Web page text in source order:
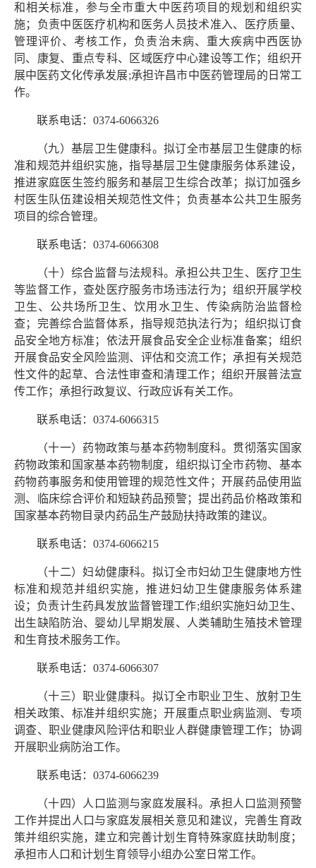
和相关标准，参与全市重大中医药项目的规划和组织实
施；负责中医医疗机构和医务人员技术准入、医疗质量、
管理评价、考核工作，负责治未病、重大疾病中西医协
同、康复、重点专科、区域医疗中心建设等工作；组织开
展中医药文化传承发展;承担许昌市中医药管理局的日常工
作。
联系电话：0374-6066326
（九）基层卫生健康科。拟订全市基层卫生健康的标
准和规范并组织实施，指导基层卫生健康服务体系建设，
推进家庭医生签约服务和基层卫生综合改革；拟订加强乡
村医生队伍建设相关规范性文件；负责基本公共卫生服务
项目的综合管理。
联系电话：0374-6066308
（十）综合监督与法规科。承担公共卫生、医疗卫生
等监督工作，查处医疗服务市场违法行为；组织开展学校
卫生、公共场所卫生、饮用水卫生、传染病防治监督检
查；完善综合监督体系，指导规范执法行为；组织拟订食
品安全地方标准；依法开展食品安全企业标准备案；组织
开展食品安全风险监测、评估和交流工作；承担有关规范
性文件的起草、合法性审查和清理工作；组织开展普法宣
传工作；承担行政复议、行政应诉有关工作。
联系电话：0374-6066315
（十一）药物政策与基本药物制度科。贯彻落实国家
药物政策和国家基本药物制度，组织拟订全市药物、基本
药物药事服务和使用管理的规范性文件；开展药品使用监
测、临床综合评价和短缺药品预警；提出药品价格政策和
国家基本药物目录内药品生产鼓励扶持政策的建议。
联系电话：0374-6066215
（十二）妇幼健康科。拟订全市妇幼卫生健康地方性
标准和规范并组织实施，推进妇幼卫生健康服务体系建
设；负责计生药具发放监督管理工作;组织实施妇幼卫生、
出生缺陷防治、婴幼儿早期发展、人类辅助生殖技术管理
和生育技术服务工作。
联系电话：0374-6066307
（十三）职业健康科。拟订全市职业卫生、放射卫生
相关政策、标准并组织实施；开展重点职业病监测、专项
调查、职业健康风险评估和职业人群健康管理工作；协调
开展职业病防治工作。
联系电话：0374-6066239
（十四）人口监测与家庭发展科。承担人口监测预警
工作并提出人口与家庭发展相关意见和建议，完善生育政
策并组织实施，建立和完善计划生育特殊家庭扶助制度；
承担市人口和计划生育领导小组办公室日常工作。